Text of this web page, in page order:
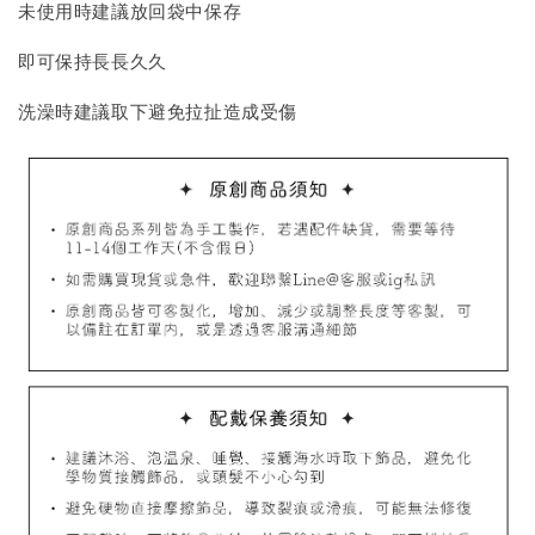
NT$ 399
飾品禮物盒加價購
飾品禮物盒
未使用時建議放回袋中保存
即可保持長長久久
洗澡時建議取下避免拉扯造成受傷